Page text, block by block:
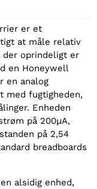
er et
at måle relativ
oprindeligt er
en Honeywell
en analog
fugtigheden,
Enheden
på 200µA,
på 2,54
breadboards
alsidig enhed,